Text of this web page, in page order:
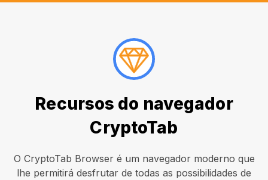
Recursos do navegador
CryptoTab
O CryptoTab Browser é um navegador moderno que
lhe permitirá desfrutar de todas as possibilidades de